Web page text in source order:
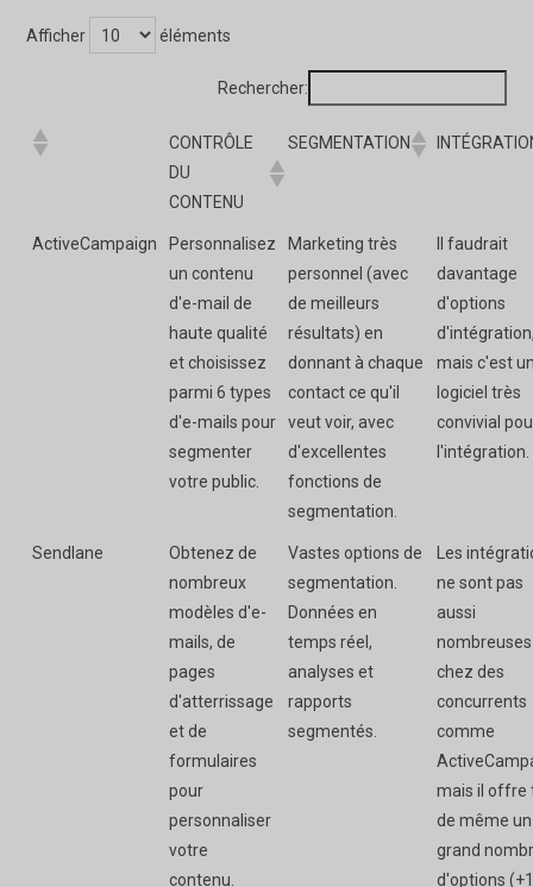
Afficher éléments
Rechercher:
CONTRÔLE
DU
CONTENU
SEGMENTATION
ActiveCampaign
Personnalisez
un contenu
d'e-mail de
haute qualité
et choisissez
parmi 6 types
d'e-mails pour
segmenter
votre public.
Marketing très
personnel (avec
de meilleurs
résultats) en
donnant à chaque
contact ce qu'il
veut voir, avec
d'excellentes
fonctions de
segmentation.
Il faudrait
davantage
d'options
mais c'est
logiciel très
convivial
l'intégration.
Sendlane
Obtenez de
nombreux
modèles d'e-
mails, de
pages
d'atterrissage
et de
formulaires
pour
personnaliser
votre
contenu.
Vastes options de
segmentation.
Données en
temps réel,
analyses et
rapports
segmentés.
Les
ne sont pas
aussi
chez des
concurrents
comme
mais il offre
de même un
grand
d'options